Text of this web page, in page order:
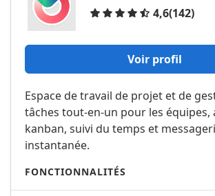
4,6(142)
Avis
Voir profil
Espace de travail de projet et de
tâches tout-en-un pour les équipes,
kanban, suivi du temps et
instantanée.
FONCTIONNALITÉS